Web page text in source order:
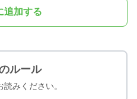
追加する
ルール
みください。